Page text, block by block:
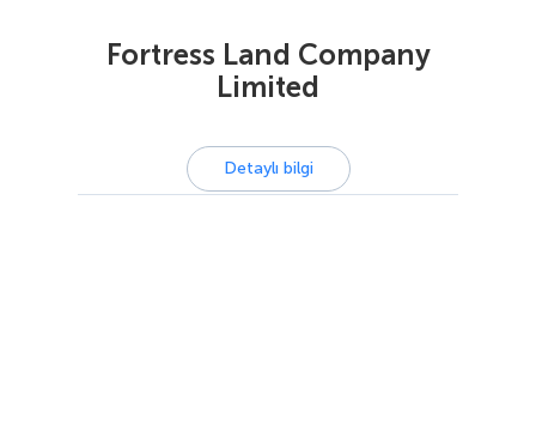
Fortress Land Company
Limited
Detaylı bilgi